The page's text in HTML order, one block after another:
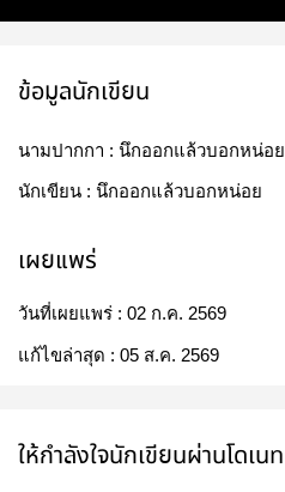
ข้อมูลนักเขียน
นามปากกา : นึกออกแล้วบอกหน่อย
นักเขียน : นึกออกแล้วบอกหน่อย
เผยแพร่
วันที่เผยแพร่ : 02 ก.ค. 2569
แก้ไขล่าสุด : 05 ส.ค. 2569
ให้กำลังใจนักเขียนผ่านโดเนท